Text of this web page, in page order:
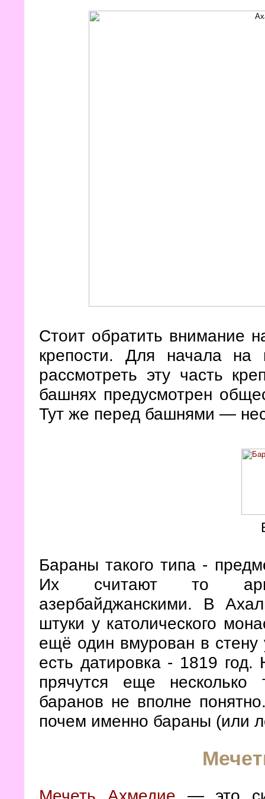
Стоит обратить внимание
крепости. Для начала
рассмотреть эту часть
башнях предусмотрен
Тут же перед башнями —
Бараны такого типа -
Их считают то
азербайджанскими. В
штуки у католического
ещё один вмурован в
есть датировка - 1819 год.
прячутся еще несколько
баранов не вполне
почем именно бараны (или
Мечеть Ахмедие — это